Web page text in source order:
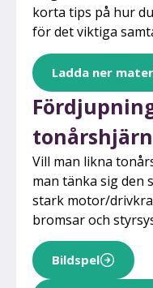
korta tips på hur
för det viktiga
Ladda ner
Vill man likna
man tänka sig den
stark motor/
bromsar och
Bildspel